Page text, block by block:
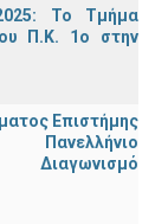
Το Τμήμα
Π.Κ. 1ο στην
Επιστήμης